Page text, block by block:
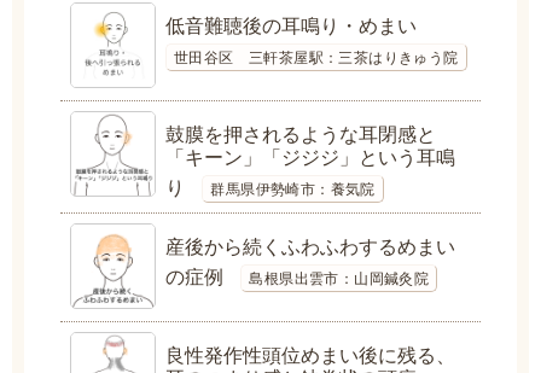
低音難聴後の耳鳴り・めまい
世田谷区 三軒茶屋駅：三茶はりきゅう院
鼓膜を押されるような耳閉感と
「キーン」「ジジジ」という耳鳴
り
群馬県伊勢崎市：養気院
産後から続くふわふわするめまい
の症例
島根県出雲市：山岡鍼灸院
良性発作性頭位めまい後に残る、